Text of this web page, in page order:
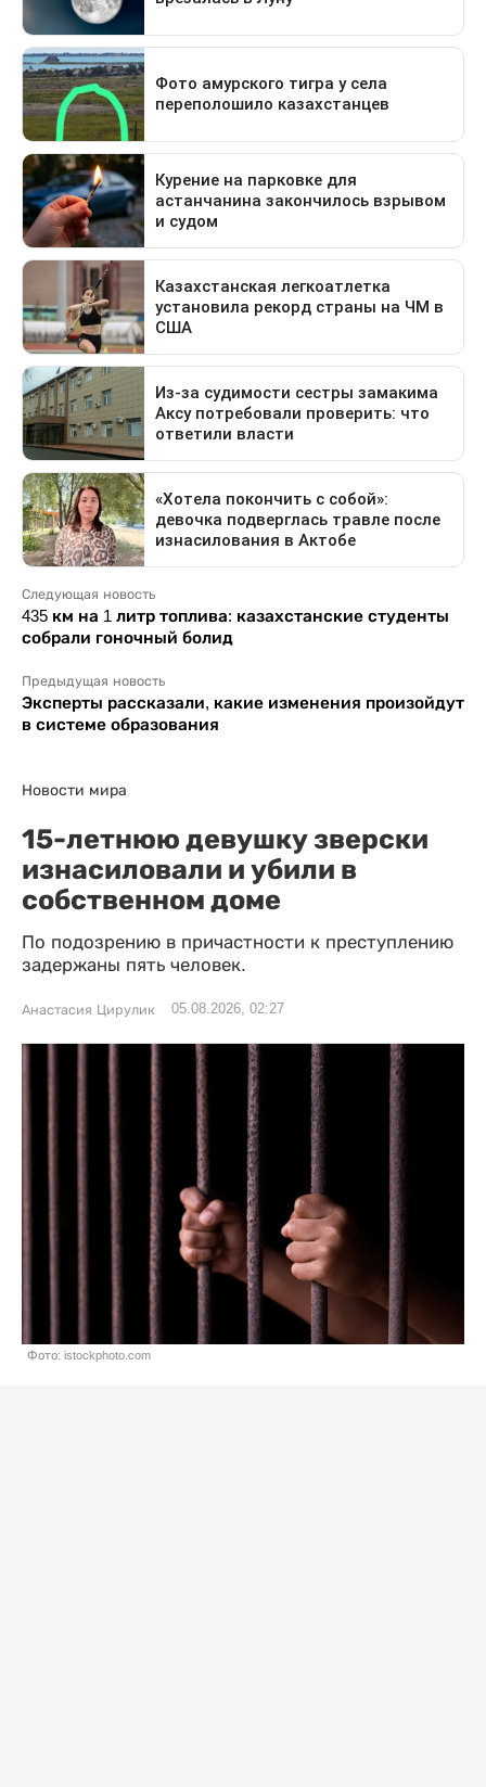
Следующая новость
435 км на 1 литр топлива: казахстанские студенты
собрали гоночный болид
Предыдущая новость
Эксперты рассказали, какие изменения произойдут
в системе образования
Новости мира
15-летнюю девушку зверски
изнасиловали и убили в
собственном доме
По подозрению в причастности к преступлению
задержаны пять человек.
Анастасия Цирулик 05.08.2026, 02:27
Фото: istockphoto.com